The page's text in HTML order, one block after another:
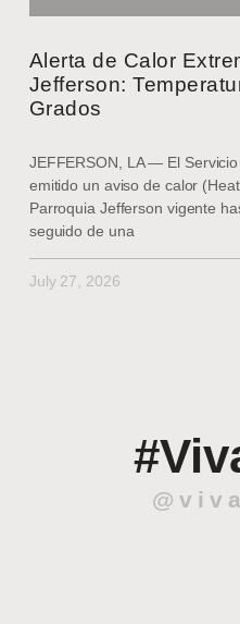
Alerta de Calor
Jefferson:
Grados
JEFFERSON, LA — El
emitido un aviso de calor
Parroquia Jefferson vigente
seguido de una
July 27, 2026